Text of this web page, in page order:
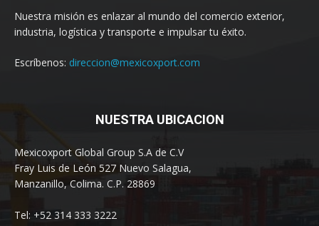
Nuestra misión es enlazar al mundo del comercio exterior,
industria, logística y transporte e impulsar tu éxito.
Escríbenos: direccion@mexicoxport.com
NUESTRA UBICACION
Mexicoxport Global Group S.A de C.V
Fray Luis de León 527 Nuevo Salagua,
Manzanillo, Colima. C.P. 28869
Tel: +52 314 333 3222